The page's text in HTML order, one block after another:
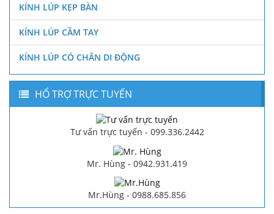
KÍNH LÚP KẸP BÀN
KÍNH LÚP CẦM TAY
KÍNH LÚP CÓ CHÂN DI ĐỘNG
HỔ TRỢ TRỰC TUYẾN
Tư vấn trực tuyến - 099.336.2442
Mr. Hùng - 0942.931.419
Mr.Hùng - 0988.685.856